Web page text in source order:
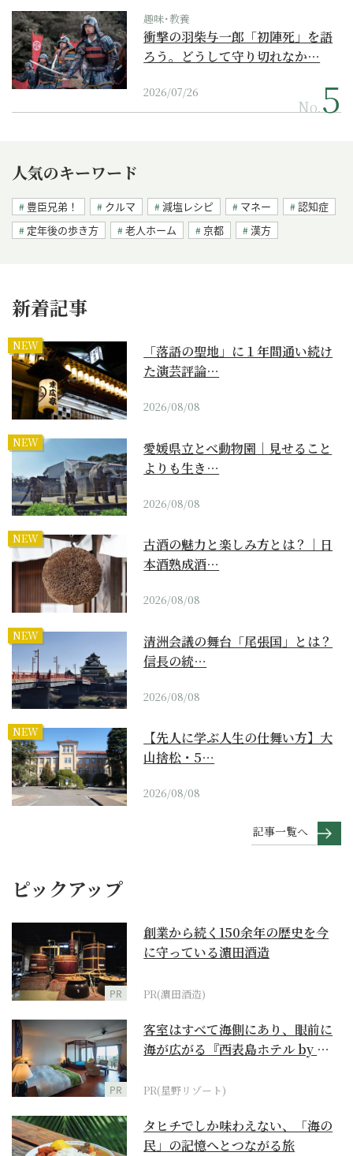
趣味･教養
衝撃の羽柴与一郎「初陣死」を語
ろう。どうして守り切れなか…
2026/07/26
No.
人気のキーワード
豊臣兄弟！ クルマ 減塩レシピ マネー
認知症
定年後の歩き方
老人ホーム 京都 漢方
新着記事
NEW
「落語の聖地」に１年間通い続け
た演芸評論…
2026/08/08
NEW
愛媛県立とべ動物園｜見せること
よりも生き…
2026/08/08
NEW
古酒の魅力と楽しみ方とは？｜日
本酒熟成酒…
2026/08/08
NEW
清洲会議の舞台「尾張国」とは？
信長の統…
2026/08/08
NEW
【先人に学ぶ人生の仕舞い方】大
山捨松・5…
2026/08/08
記事一覧へ
ピックアップ
PR
創業から続く150余年の歴史を今
に守っている濵田酒造
PR(濵田酒造)
PR
客室はすべて海側にあり、眼前に
海が広がる『西表島ホテル by 星
PR(星野リゾート)
タヒチでしか味わえない、「海の
民」の記憶へとつながる旅